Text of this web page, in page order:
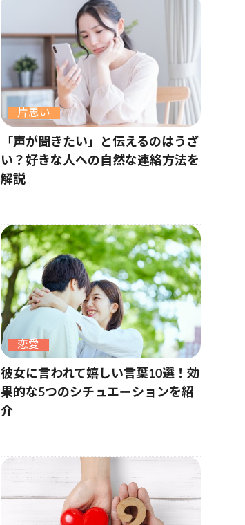
片思い
「声が聞きたい」と伝えるのはうざ
い？好きな人への自然な連絡方法を
解説
恋愛
彼女に言われて嬉しい言葉10選！効
果的な5つのシチュエーションを紹
介